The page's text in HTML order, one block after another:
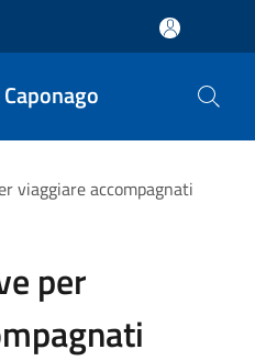
viaggiare accompagnati
per